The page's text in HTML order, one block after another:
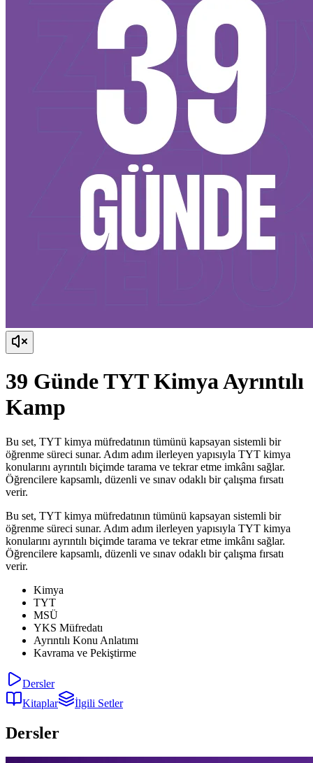
39 Günde TYT Kimya Ayrıntılı
Kamp
Bu set, TYT kimya müfredatının tümünü kapsayan sistemli bir
öğrenme süreci sunar. Adım adım ilerleyen yapısıyla TYT kimya
konularını ayrıntılı biçimde tarama ve tekrar etme imkânı sağlar.
Öğrencilere kapsamlı, düzenli ve sınav odaklı bir çalışma fırsatı
verir.
Bu set, TYT kimya müfredatının tümünü kapsayan sistemli bir
öğrenme süreci sunar. Adım adım ilerleyen yapısıyla TYT kimya
konularını ayrıntılı biçimde tarama ve tekrar etme imkânı sağlar.
Öğrencilere kapsamlı, düzenli ve sınav odaklı bir çalışma fırsatı
verir.
Kimya
TYT
MSÜ
YKS Müfredatı
Ayrıntılı Konu Anlatımı
Kavrama ve Pekiştirme
Dersler
Kitaplar
İlgili Setler
Dersler